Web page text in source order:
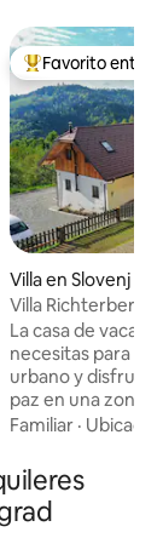
promedio: 5.0 de
Favorito entre
Favorito entre
Villa en Slovenj
Villa Richterberg
dormitorios
La casa de
necesitas para
urbano y
paz en una zona
en una colina con
calman tu
darte un capricho
sauna. La zona
Familiar ·